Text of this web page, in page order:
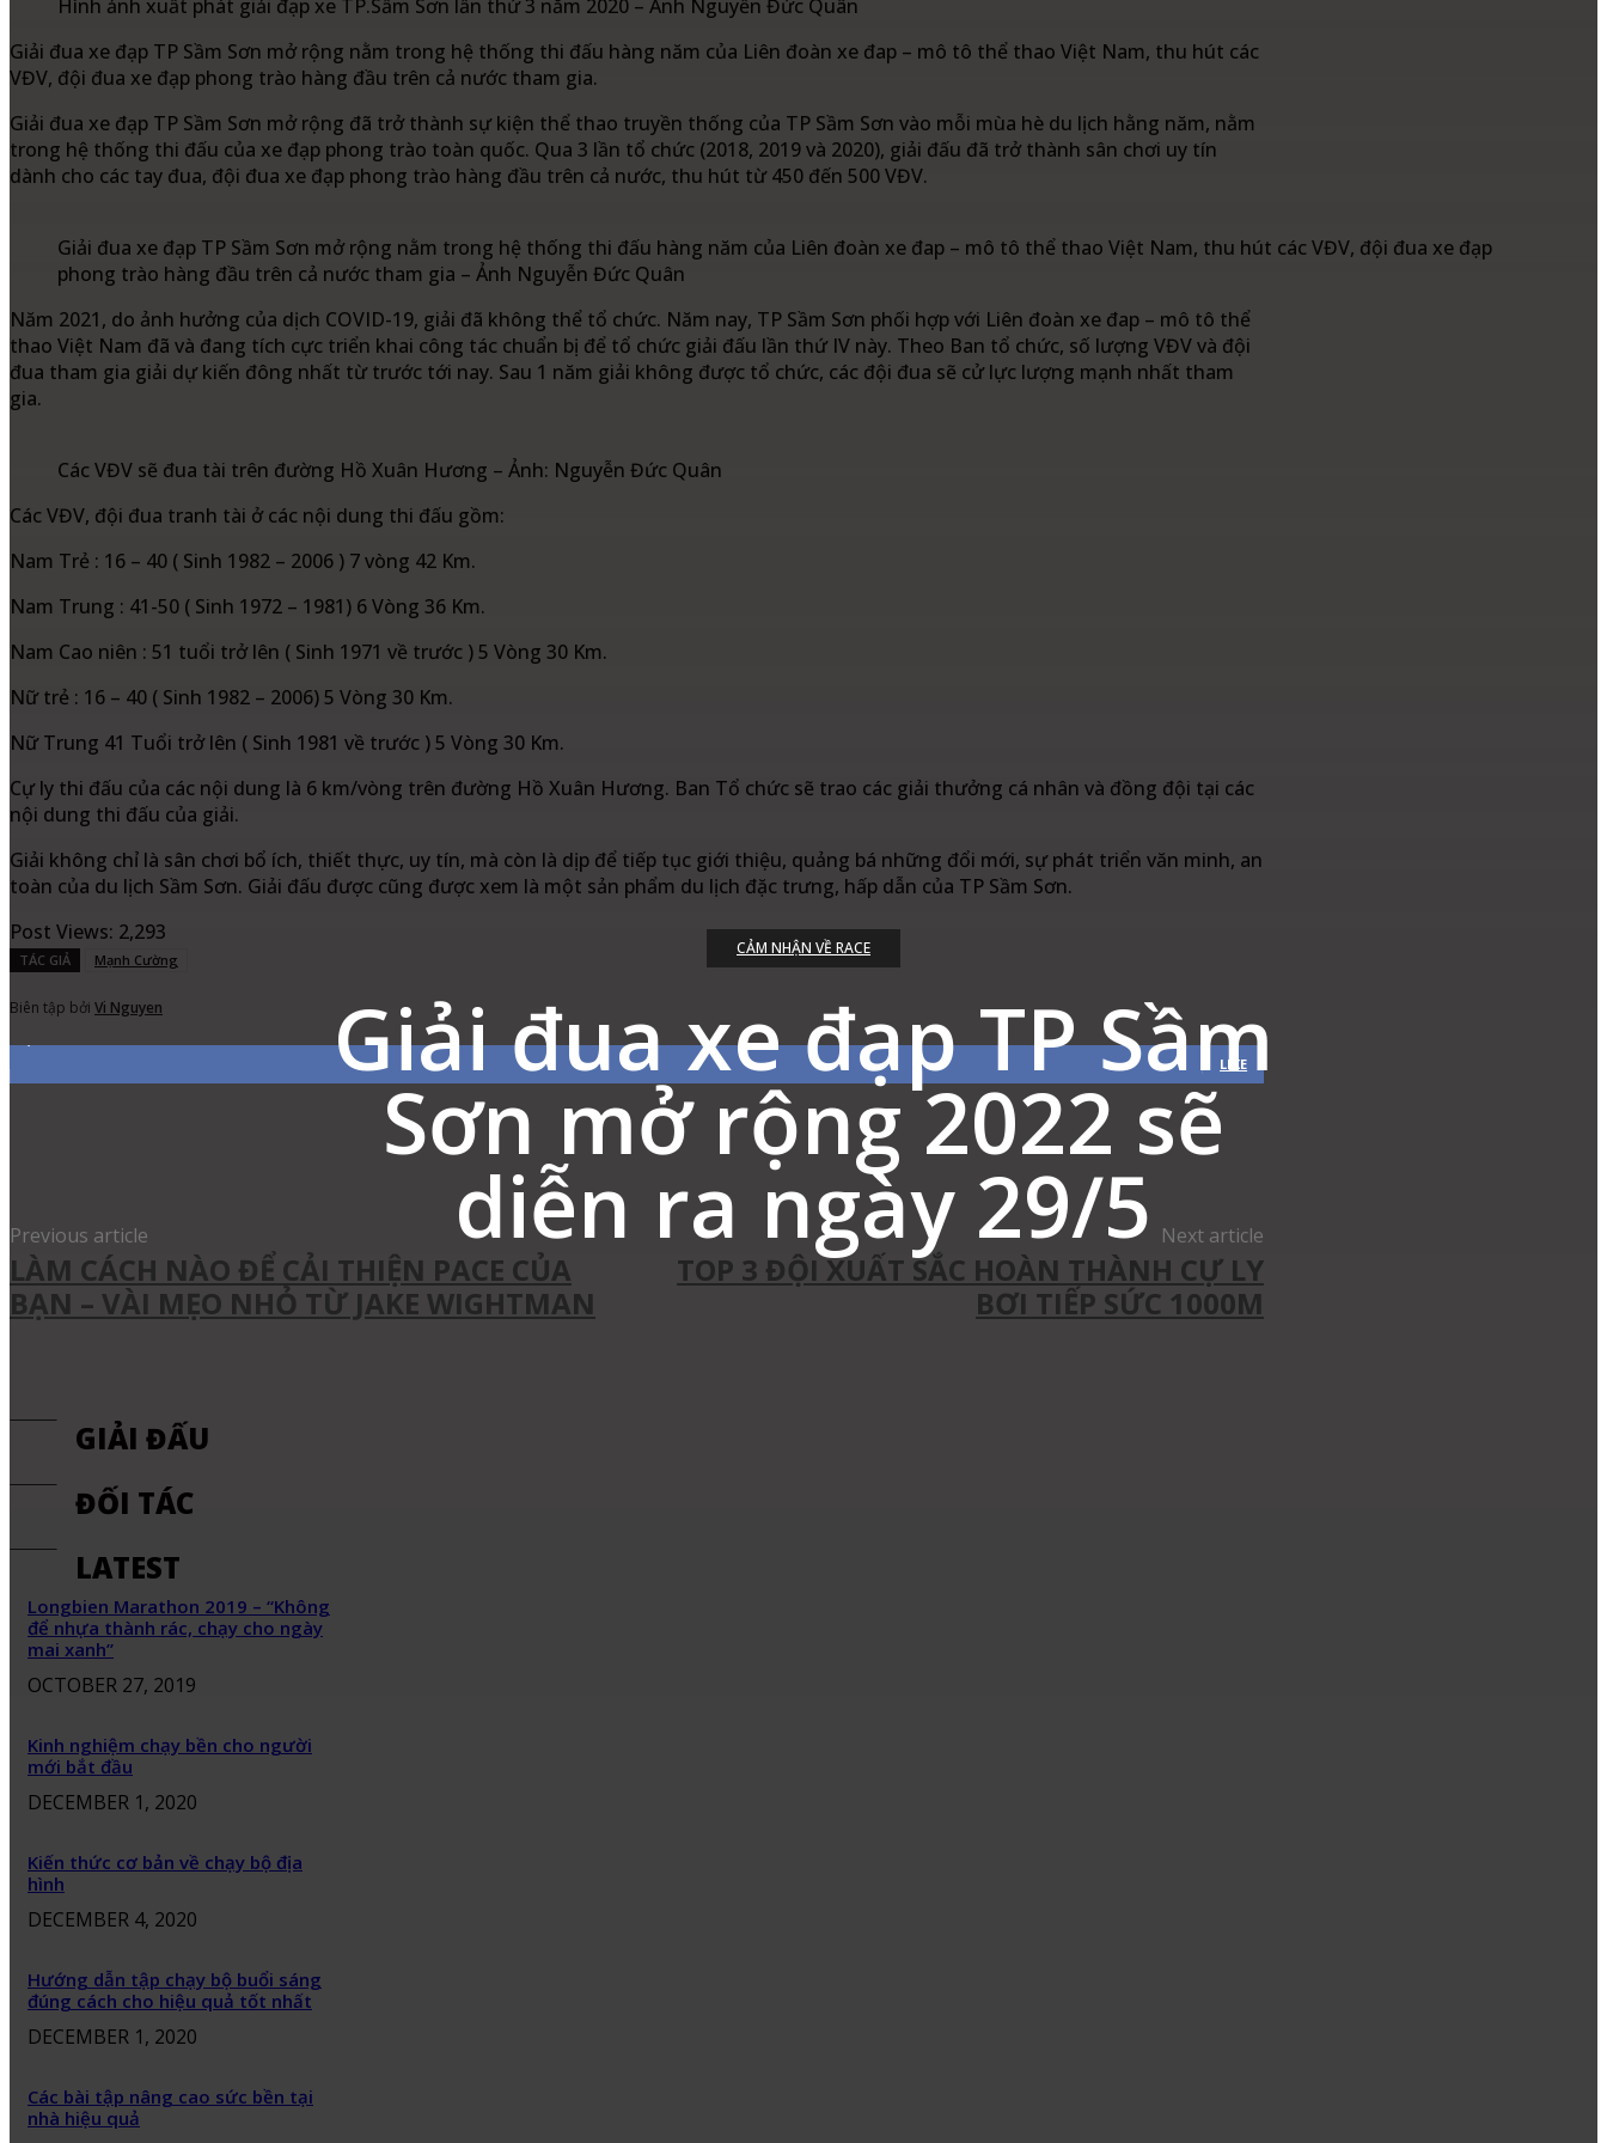
CẢM NHẬN VỀ RACE
Giải đua xe đạp TP Sầm
Sơn mở rộng 2022 sẽ
diễn ra ngày 29/5
Hình ảnh xuất phát giải đạp xe TP.Sầm Sơn lần thứ 3 năm 2020 – Ảnh Nguyễn Đức Quân
Giải đua xe đạp TP Sầm Sơn mở rộng nằm trong hệ thống thi đấu hàng năm của Liên đoàn xe đap – mô tô thể thao Việt Nam, thu hút các
VĐV, đội đua xe đạp phong trào hàng đầu trên cả nước tham gia.
Giải đua xe đạp TP Sầm Sơn mở rộng đã trở thành sự kiện thể thao truyền thống của TP Sầm Sơn vào mỗi mùa hè du lịch hằng năm, nằm
trong hệ thống thi đấu của xe đạp phong trào toàn quốc. Qua 3 lần tổ chức (2018, 2019 và 2020), giải đấu đã trở thành sân chơi uy tín
dành cho các tay đua, đội đua xe đạp phong trào hàng đầu trên cả nước, thu hút từ 450 đến 500 VĐV.
Giải đua xe đạp TP Sầm Sơn mở rộng nằm trong hệ thống thi đấu hàng năm của Liên đoàn xe đap – mô tô thể thao Việt Nam, thu hút các VĐV, đội đua xe đạp
phong trào hàng đầu trên cả nước tham gia – Ảnh Nguyễn Đức Quân
Năm 2021, do ảnh hưởng của dịch COVID-19, giải đã không thể tổ chức. Năm nay, TP Sầm Sơn phối hợp với Liên đoàn xe đap – mô tô thể
thao Việt Nam đã và đang tích cực triển khai công tác chuẩn bị để tổ chức giải đấu lần thứ IV này. Theo Ban tổ chức, số lượng VĐV và đội
đua tham gia giải dự kiến đông nhất từ trước tới nay. Sau 1 năm giải không được tổ chức, các đội đua sẽ cử lực lượng mạnh nhất tham
gia.
Các VĐV sẽ đua tài trên đường Hồ Xuân Hương – Ảnh: Nguyễn Đức Quân
Các VĐV, đội đua tranh tài ở các nội dung thi đấu gồm:
Nam Trẻ : 16 – 40 ( Sinh 1982 – 2006 ) 7 vòng 42 Km.
Nam Trung : 41-50 ( Sinh 1972 – 1981) 6 Vòng 36 Km.
Nam Cao niên : 51 tuổi trở lên ( Sinh 1971 về trước ) 5 Vòng 30 Km.
Nữ trẻ : 16 – 40 ( Sinh 1982 – 2006) 5 Vòng 30 Km.
Nữ Trung 41 Tuổi trở lên ( Sinh 1981 về trước ) 5 Vòng 30 Km.
Cự ly thi đấu của các nội dung là 6 km/vòng trên đường Hồ Xuân Hương. Ban Tổ chức sẽ trao các giải thưởng cá nhân và đồng đội tại các
nội dung thi đấu của giải.
Giải không chỉ là sân chơi bổ ích, thiết thực, uy tín, mà còn là dịp để tiếp tục giới thiệu, quảng bá những đổi mới, sự phát triển văn minh, an
toàn của du lịch Sầm Sơn. Giải đấu được cũng được xem là một sản phẩm du lịch đặc trưng, hấp dẫn của TP Sầm Sơn.
Post Views: 2,293
TÁC GIẢ Mạnh Cường
Biên tập bởi Vi Nguyen
LIKE
Pinterest Linkedin
Previous article
LÀM CÁCH NÀO ĐỂ CẢI THIỆN PACE CỦA
BẠN – VÀI MẸO NHỎ TỪ JAKE WIGHTMAN
Next article
TOP 3 ĐỘI XUẤT SẮC HOÀN THÀNH CỰ LY
BƠI TIẾP SỨC 1000M
GIẢI ĐẤU
ĐỐI TÁC
LATEST
Longbien Marathon 2019 – “Không
để nhựa thành rác, chạy cho ngày
mai xanh”
OCTOBER 27, 2019
Kinh nghiệm chạy bền cho người
mới bắt đầu
DECEMBER 1, 2020
Kiến thức cơ bản về chạy bộ địa
hình
DECEMBER 4, 2020
Hướng dẫn tập chạy bộ buổi sáng
đúng cách cho hiệu quả tốt nhất
DECEMBER 1, 2020
Các bài tập nâng cao sức bền tại
nhà hiệu quả